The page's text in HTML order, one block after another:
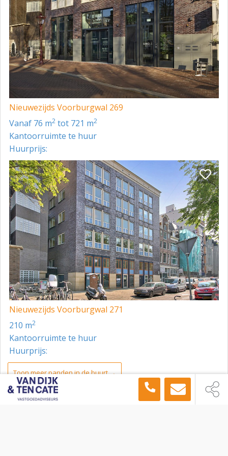
4e verdieping:
beschikbaar per direct.
Parkeren
Mogelijkheid tot het huren van meerdere
parkeerplaatsen in het naastgelegen automatische
parkeersysteem.
Nieuwezijds Voorburgwal 269
vanaf 76 m2 tot 721 m2
Kantoorruimte te huur
Huurprijs:
Nieuwezijds Voorburgwal 271
210 m2
Kantoorruimte te huur
Huurprijs:
Toon meer panden in de buurt →